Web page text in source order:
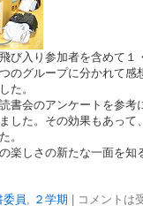
び入り参加者を含めて１
のグループに分かれて感
た。
書会のアンケートを参考
した。その効果もあって
。
楽しさの新たな一面を知
委員 , ２学期 コメントは